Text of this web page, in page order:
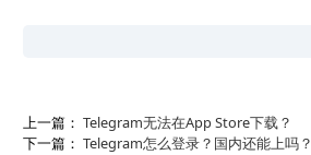
上一篇： Telegram无法在App Store下载？
下一篇： Telegram怎么登录？国内还能上吗？